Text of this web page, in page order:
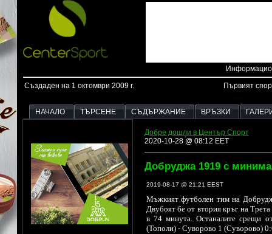
Създаден на 1 октомври 2009 г. Първият
НАЧАЛО ТЪРСЕНЕ СЪДЪРЖАНИЕ ВРЪЗКИ
Добре дошли в Център Спорт
2020-10-28 @ 08:12 EET
Добруджа 1919 с
2019-08-17 @ 21:21 EEST
Мъжкият футболен тим на
Двубоят бе от втория кръг на
в 74 минута. Останалите срещи
(Тополи) - Суворово 1 (Суворово)